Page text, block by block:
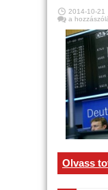
2014-10-21
A
riadalom
után
nagyot
ment
délelőtt
az
arany
és
DAX
a
Olvass